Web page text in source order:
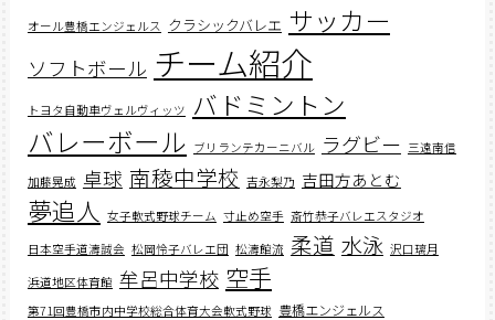
オール豊橋エンジェルス クラシックバレエ サッカー
ソフトボール チーム紹介
トヨタ自動車ヴェルヴィッツ バドミントン
バレーボール ブリランテカーニバル ラグビー 三遠南信
加藤晃成 卓球 南稜中学校 吉永梨乃 吉田方あとむ
夢追人 女子軟式野球チーム 寸止め空手 斎竹恭子バレエスタジオ
日本空手道濤誠会 松岡怜子バレエ団 松濤館流 柔道 水泳 沢口璃月
浜道地区体育館 牟呂中学校 空手
第71回豊橋市内中学校総合体育大会軟式野球 豊橋エンジェルス